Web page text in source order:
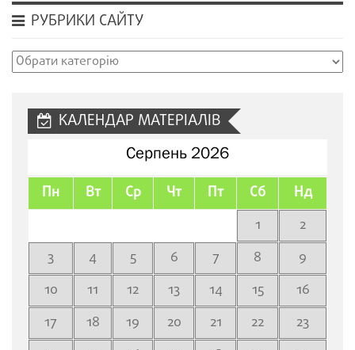
РУБРИКИ САЙТУ
Рубрики
КАЛЕНДАР МАТЕРІАЛІВ
Серпень 2026
Пн Вт Ср Чт Пт Сб Нд
1
2
3
4 5 6 7 8
9
10
11 12 13 14 15
16
17
18 19 20 21 22
23